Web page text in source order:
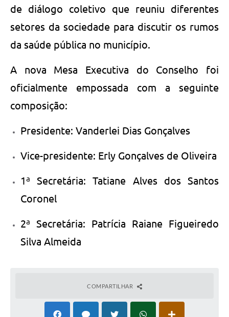
de diálogo coletivo que reuniu diferentes
setores da sociedade para discutir os rumos
da saúde pública no município.
A nova Mesa Executiva do Conselho foi
oficialmente empossada com a seguinte
composição:
Presidente: Vanderlei Dias Gonçalves
Vice-presidente: Erly Gonçalves de Oliveira
1ª Secretária: Tatiane Alves dos Santos
Coronel
2ª Secretária: Patrícia Raiane Figueiredo
Silva Almeida
COMPARTILHAR